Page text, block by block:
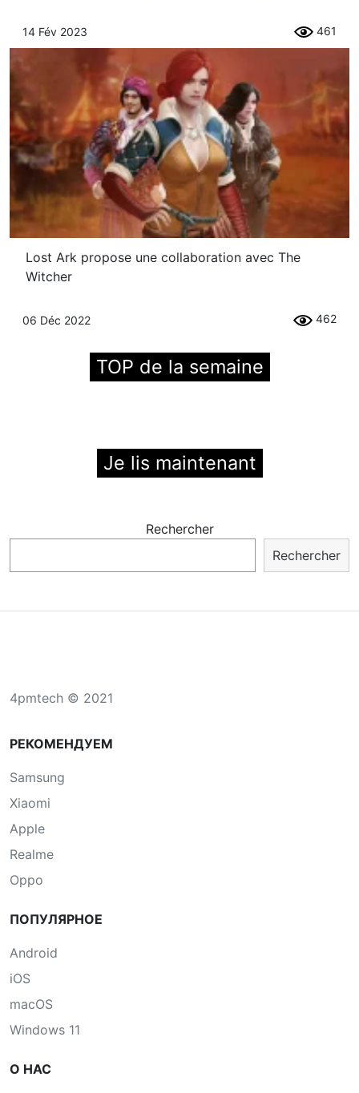
14 Fév 2023 461
Lost Ark propose une collaboration avec The
Witcher
06 Déc 2022 462
TOP de la semaine
Je lis maintenant
Rechercher
Rechercher
4pmtech © 2021
РЕКОМЕНДУЕМ
Samsung
Xiaomi
Apple
Realme
Oppo
ПОПУЛЯРНОЕ
Android
iOS
macOS
Windows 11
О НАС